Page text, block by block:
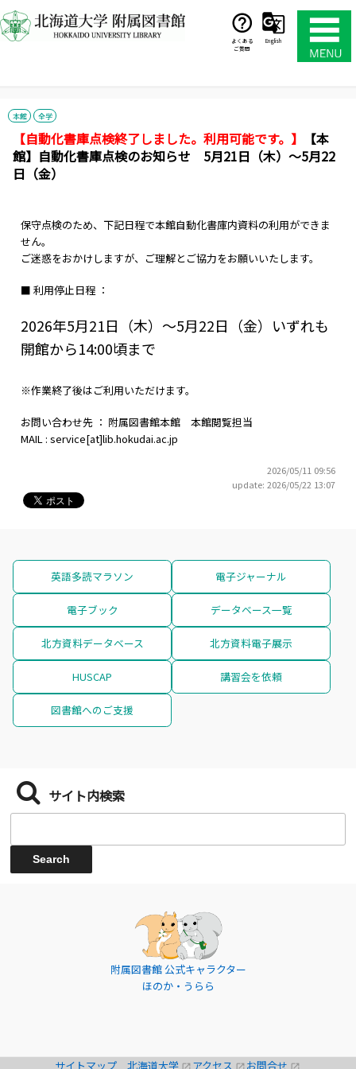
ン
テ
ス
キ
よくある
ご質問
English
本館 全学
【自動化書庫点検終了しました。利用可能です。】
【本
館】自動化書庫点検のお知らせ 5月21日（木）～5月22
日（金）
保守点検のため、下記日程で本館自動化書庫内資料の利用ができま
せん。
ご迷惑をおかけしますが、ご理解とご協力をお願いいたします。
■ 利用停止日程 ：
2026年5月21日（木）～5月22日（金）いずれも
開館から14:00頃まで
※作業終了後はご利用いただけます。
お問い合わせ先 ： 附属図書館本館 本館閲覧担当
MAIL : service[at]lib.hokudai.ac.jp
2026/05/11 09:56
update: 2026/05/22 13:07
英語多読マラソン 電子ジャーナル
電子ブック データベース一覧
北方資料データベース 北方資料電子展示
HUSCAP 講習会を依頼
図書館へのご支援
サイト内検索
附属図書館 公式キャラクター
ほのか・うらら
サイトマップ北海道大学 open_in_newアクセス open_in_newお問合せ open_in_new